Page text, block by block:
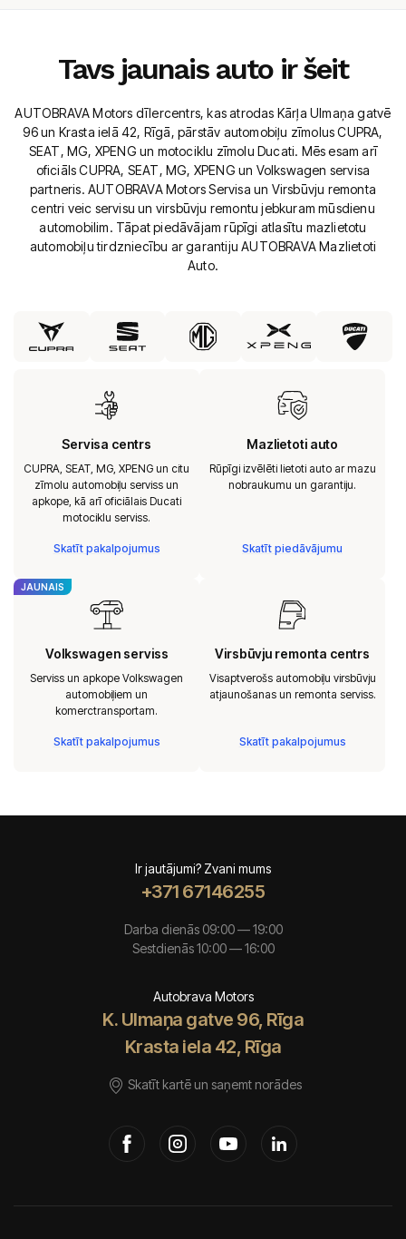
Tavs jaunais auto ir šeit
AUTOBRAVA Motors dīlercentrs, kas atrodas Kārļa Ulmaņa gatvē
96 un Krasta ielā 42, Rīgā, pārstāv automobiļu zīmolus CUPRA,
SEAT, MG, XPENG un motociklu zīmolu Ducati. Mēs esam arī
oficiāls CUPRA, SEAT, MG, XPENG un Volkswagen servisa
partneris. AUTOBRAVA Motors Servisa un Virsbūvju remonta
centri veic servisu un virsbūvju remontu jebkuram mūsdienu
automobilim. Tāpat piedāvājam rūpīgi atlasītu mazlietotu
automobiļu tirdzniecību ar garantiju AUTOBRAVA Mazlietoti
Auto.
Servisa centrs
CUPRA, SEAT, MG, XPENG un citu
zīmolu automobiļu serviss un
apkope, kā arī oficiālais Ducati
motociklu serviss.
Skatīt pakalpojumus
Mazlietoti auto
Rūpīgi izvēlēti lietoti auto ar mazu
nobraukumu un garantiju.
Skatīt piedāvājumu
JAUNAIS
Volkswagen serviss
Serviss un apkope Volkswagen
automobiļiem un
komerctransportam.
Skatīt pakalpojumus
Virsbūvju remonta centrs
Visaptverošs automobiļu virsbūvju
atjaunošanas un remonta serviss.
Skatīt pakalpojumus
Ir jautājumi? Zvani mums
+371 67146255
Darba dienās 09:00 — 19:00
Sestdienās 10:00 — 16:00
Autobrava Motors
K. Ulmaņa gatve 96, Rīga
Krasta iela 42, Rīga
Skatīt kartē un saņemt norādes